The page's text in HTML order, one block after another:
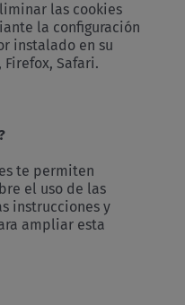
las cookies
la configuración
instalado en su
Safari.
te permiten
el uso de las
instrucciones y
ampliar esta